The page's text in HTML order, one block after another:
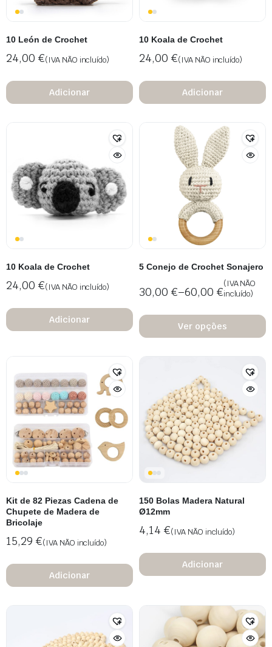
10 León de Crochet
24,00 €(IVA NÃO incluído)
Adicionar
10 Koala de Crochet
24,00 €(IVA NÃO incluído)
Adicionar
10 Koala de Crochet
24,00 €(IVA NÃO incluído)
Adicionar
5 Conejo de Crochet Sonajero
30,00 €–60,00 €
(IVA NÃO
incluído)
Ver opções
Kit de 82 Piezas Cadena de
Chupete de Madera de
Bricolaje
15,29 €(IVA NÃO incluído)
Adicionar
150 Bolas Madera Natural
Ø12mm
4,14 €(IVA NÃO incluído)
Adicionar